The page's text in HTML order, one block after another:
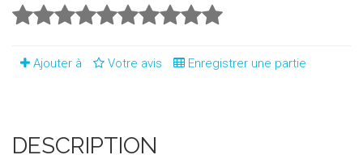
Ajouter à Votre avis Enregistrer une partie
DESCRIPTION